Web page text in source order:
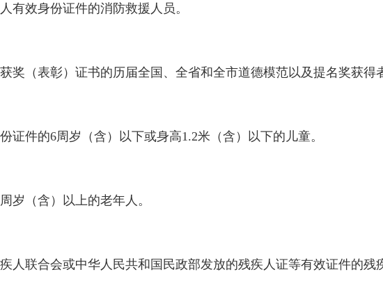
有效身份证件的消防救援人员。
奖（表彰）证书的历届全国、全省和全市道德模范以及提名奖获得
证件的6周岁（含）以下或身高1.2米（含）以下的儿童。
岁（含）以上的老年人。
人联合会或中华人民共和国民政部发放的残疾人证等有效证件的残